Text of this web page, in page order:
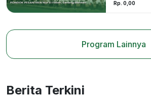
Rp. 0,00
Program Lainnya
Berita Terkini